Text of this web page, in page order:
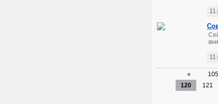
« 105
120
121